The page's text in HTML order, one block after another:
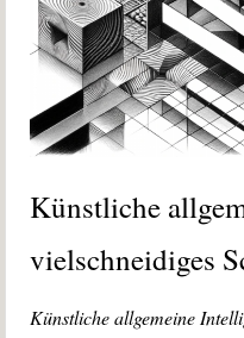
Künstliche
vielschneidiges
Künstliche allgemeine